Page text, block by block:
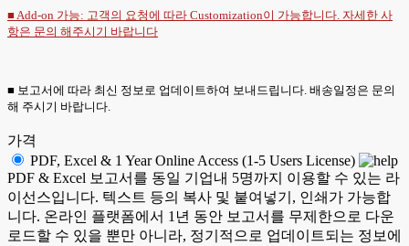
■ Add-on 가능: 고객의 요청에 따라 Customization이 가능합니다. 자세한 사
항은 문의 해주시기 바랍니다
■ 보고서에 따라 최신 정보로 업데이트하여 보내드립니다. 배송일정은 문의
해 주시기 바랍니다.
가격
PDF, Excel & 1 Year Online Access (1-5 Users License)
PDF & Excel 보고서를 동일 기업내 5명까지 이용할 수 있는 라
이선스입니다. 텍스트 등의 복사 및 붙여넣기, 인쇄가 가능합
니다. 온라인 플랫폼에서 1년 동안 보고서를 무제한으로 다운
로드할 수 있을 뿐만 아니라, 정기적으로 업데이트되는 정보에